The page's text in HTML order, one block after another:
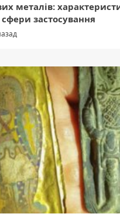
металів:
сфери застосування